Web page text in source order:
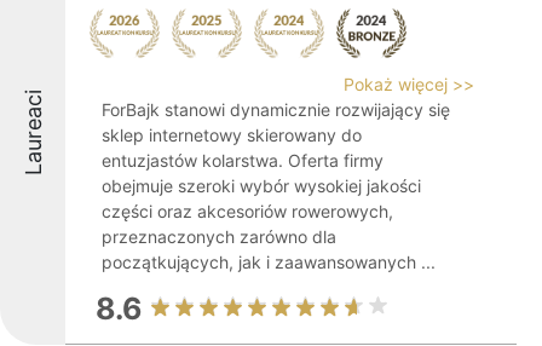
Laureaci
Pokaż więcej >>
ForBajk stanowi dynamicznie rozwijający się
sklep internetowy skierowany do
entuzjastów kolarstwa. Oferta firmy
obejmuje szeroki wybór wysokiej jakości
części oraz akcesoriów rowerowych,
przeznaczonych zarówno dla
początkujących, jak i zaawansowanych ...
8.6